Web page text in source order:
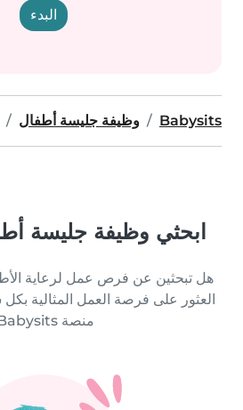
البدء
Babysits وظيفة جليسة أطفال
ابحثي وظيفة جليسة
هل تبحثين عن فرص عمل لرعاية
العثور على فرصة العمل المثالية
منصة Babysits.